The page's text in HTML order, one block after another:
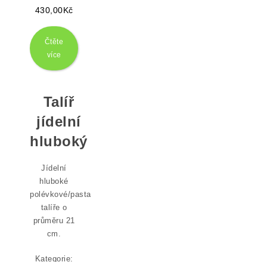
430,00Kč
Čtěte
více
Talíř
jídelní
hluboký
Jídelní
hluboké
polévkové/pasta
talíře o
průměru 21
cm.
Kategorie: